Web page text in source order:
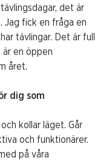
det är
Jag fick en fråga en
tävlingar. Det är full
en öppen
året.
dig som
kollar läget. Går
och funktionärer.
på våra